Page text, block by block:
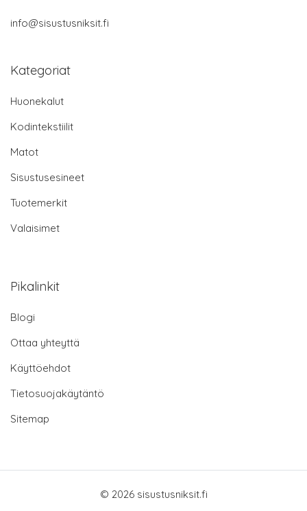
info@sisustusniksit.fi
Kategoriat
Huonekalut
Kodintekstiilit
Matot
Sisustusesineet
Tuotemerkit
Valaisimet
Pikalinkit
Blogi
Ottaa yhteyttä
Käyttöehdot
Tietosuojakäytäntö
Sitemap
© 2026 sisustusniksit.fi